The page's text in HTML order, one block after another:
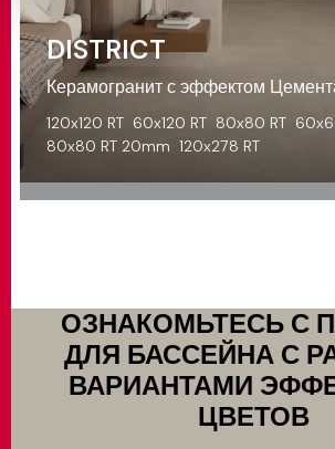
DISTRICT
Керамогранит с эффектом
120x120 RT 60x120 RT 80x80 RT
80x80 RT 20mm 120x278 RT
ОЗНАКОМЬТЕСЬ С
ДЛЯ БАССЕЙНА С
ВАРИАНТАМИ
ЦВЕТОВ